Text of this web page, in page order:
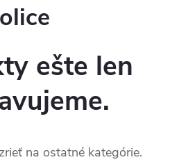
ešte len
na ostatné kategórie.